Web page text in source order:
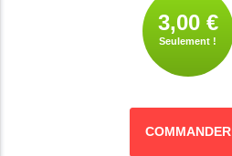
3,00 €
Seulement !
COMMANDER